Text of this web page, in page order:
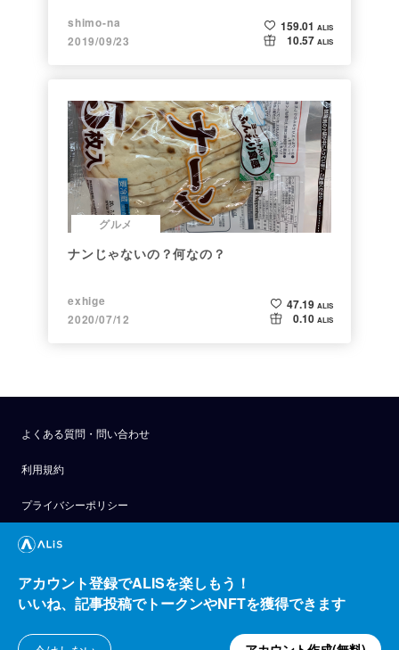
shimo-na
2019/09/23
159.01 ALIS
10.57 ALIS
グルメ
ナンじゃないの？何なの？
exhige
2020/07/12
47.19 ALIS
0.10 ALIS
よくある質問・問い合わせ
利用規約
プライバシーポリシー
公式アナウンス
技術ブログ
API
アカウント登録でALISを楽しもう！
いいね、記事投稿でトークンやNFTを獲得できます